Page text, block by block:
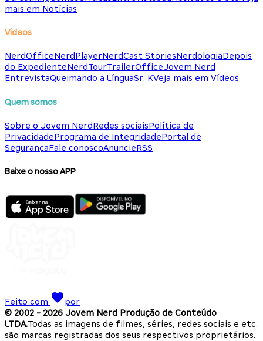
mais em Notícias
Vídeos
NerdOfficeNerdPlayerNerdCast StoriesNerdologiaDepois
do ExpedienteNerdTourTrailerOfficeJovem Nerd
EntrevistaQueimando a LínguaSr. KVeja mais em Vídeos
Quem somos
Sobre o Jovem NerdRedes sociaisPolítica de
PrivacidadePrograma de IntegridadePortal de
SegurançaFale conoscoAnuncieRSS
Baixe o nosso APP
Feito com
por
© 2002 - 2026 Jovem Nerd Produção de Conteúdo
LTDA.Todas as imagens de filmes, séries, redes sociais e etc.
são marcas registradas dos seus respectivos proprietários.